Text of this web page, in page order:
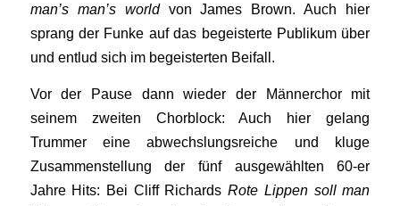
man’s man’s world von James Brown. Auch hier
sprang der Funke auf das begeisterte Publikum über
und entlud sich im begeisterten Beifall.
Vor der Pause dann wieder der Männerchor mit
seinem zweiten Chorblock: Auch hier gelang
Trummer eine abwechslungsreiche und kluge
Zusammenstellung der fünf ausgewählten 60-er
Jahre Hits: Bei Cliff RichardsRote Lippen soll man